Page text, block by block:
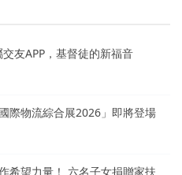
友APP，基督徒的新福音
際物流綜合展2026」即將登場
希望力量！ 六名子女捐贈家扶